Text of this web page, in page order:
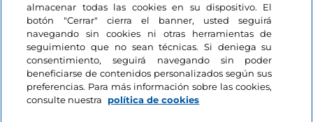
2 minutos
almacenar todas las cookies en su dispositivo. El
botón "Cerrar" cierra el banner, usted seguirá
navegando sin cookies ni otras herramientas de
seguimiento que no sean técnicas. Si deniega su
consentimiento, seguirá navegando sin poder
beneficiarse de contenidos personalizados según sus
preferencias. Para más información sobre las cookies,
consulte nuestra
política de cookies